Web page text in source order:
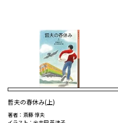
哲夫の春休み(上)
著者：斎藤 惇夫